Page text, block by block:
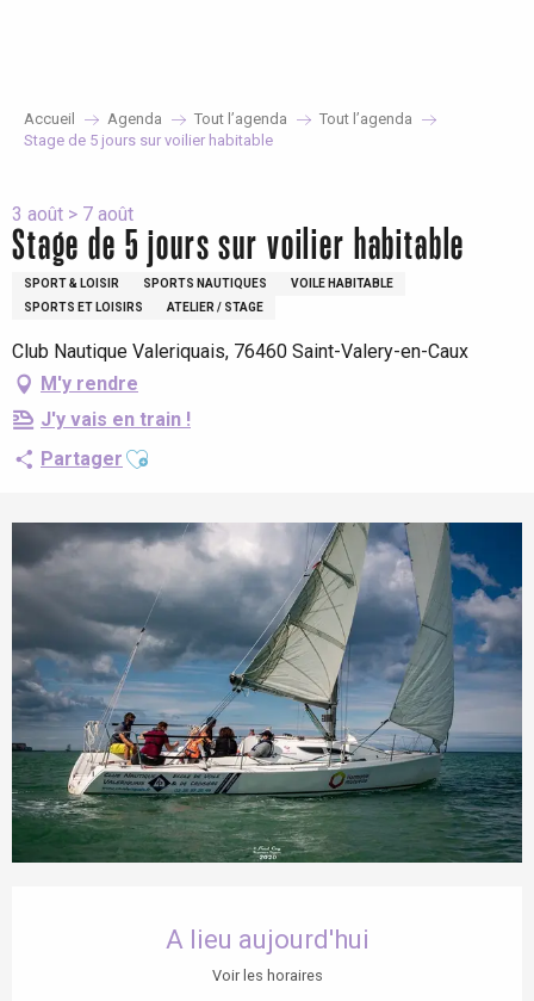
Accueil Agenda Tout l’agenda
Tout l’agenda
Stage de 5 jours sur voilier habitable
3 août > 7 août
Stage de 5 jours sur voilier habitable
SPORT & LOISIR SPORTS NAUTIQUES
VOILE HABITABLE
SPORTS ET LOISIRS
ATELIER / STAGE
Club Nautique Valeriquais, 76460 Saint-Valery-en-Caux
M'y rendre
J'y vais en train !
Partager Ajouter aux favoris
A lieu aujourd'hui
Voir les horaires